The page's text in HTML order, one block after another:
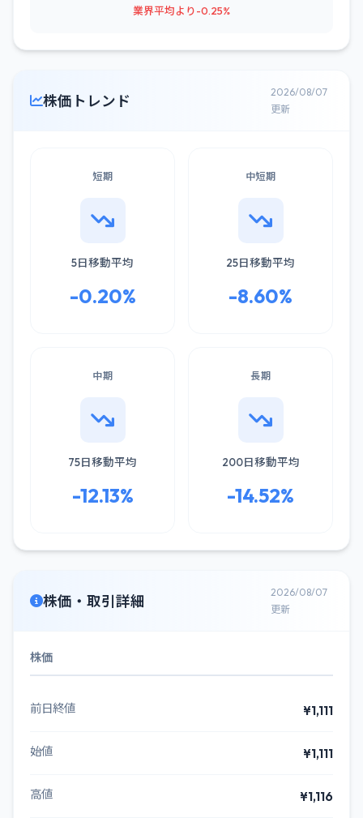
業界平均より-0.25%
株価トレンド
2026/08/07
更新
短期
5日移動平均
-0.20%
中短期
25日移動平均
-8.60%
中期
75日移動平均
-12.13%
長期
200日移動平均
-14.52%
株価・取引詳細
2026/08/07
更新
株価
前日終値 ¥1,111
始値 ¥1,111
高値 ¥1,116